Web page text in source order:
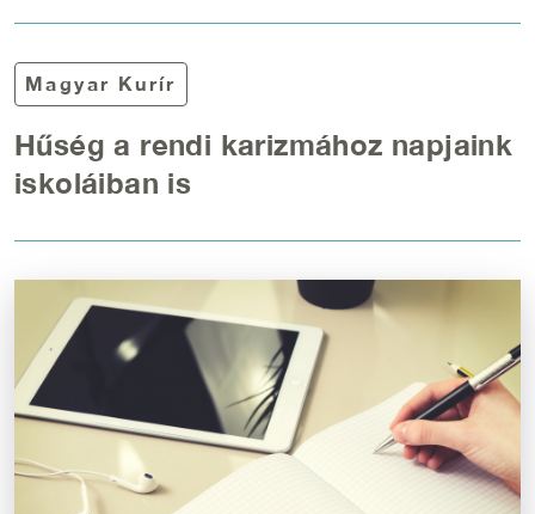
Magyar Kurír
Hűség a rendi karizmához napjaink
iskoláiban is